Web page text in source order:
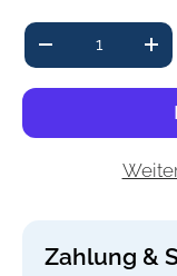
Anzahl
-
+
Zahlung &